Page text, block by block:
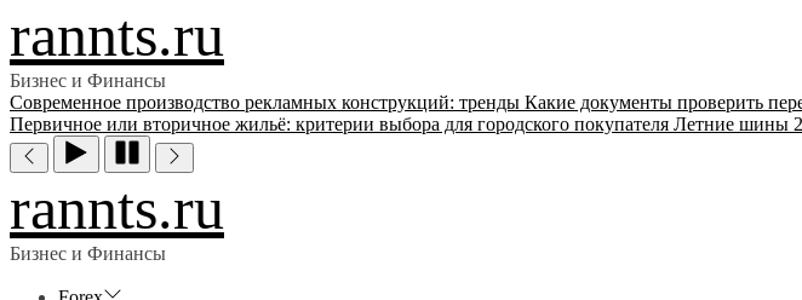
rannts.ru
Бизнес и Финансы
Современное производство рекламных конструкций: тренды Какие документы проверить
Первичное или вторичное жильё: критерии выбора для городского покупателя Летние шины
rannts.ru
Бизнес и Финансы